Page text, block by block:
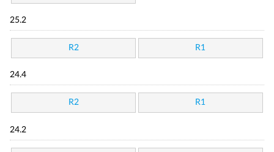
25.2
R2 R1
24.4
R2 R1
24.2